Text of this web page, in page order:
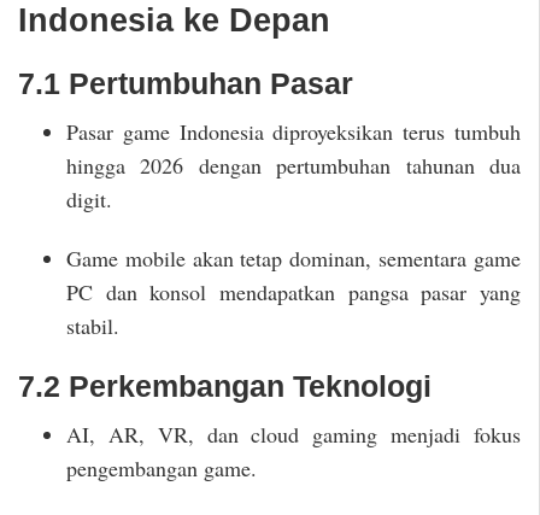
Indonesia ke Depan
7.1 Pertumbuhan Pasar
Pasar game Indonesia diproyeksikan terus tumbuh
hingga 2026 dengan pertumbuhan tahunan dua
digit.
Game mobile akan tetap dominan, sementara game
PC dan konsol mendapatkan pangsa pasar yang
stabil.
7.2 Perkembangan Teknologi
AI, AR, VR, dan cloud gaming menjadi fokus
pengembangan game.